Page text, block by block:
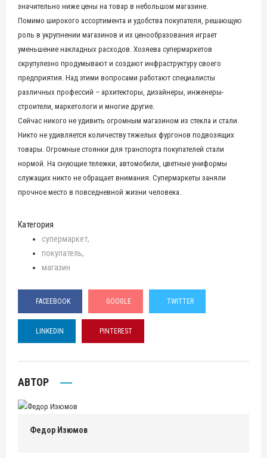
значительно ниже цены на товар в небольшом магазине.
Помимо широкого ассортимента и удобства покупателя, решающую
роль в укрупнении магазинов и их ценообразования играет
уменьшение накладных расходов. Хозяева супермаркетов
скрупулезно продумывают и создают инфраструктуру своего
предприятия. Над этими вопросами работают специалисты
различных профессий – архитекторы, дизайнеры, инженеры-
строители, маркетологи и многие другие.
Сейчас никого не удивить огромным магазином из стекла и стали.
Никто не удивляется количеству тяжелых фургонов подвозящих
товары. Огромные стоянки для транспорта покупателей стали
нормой. На снующие тележки, автомобили, цветные униформы
служащих никто не обращает внимания. Супермаркеты заняли
прочное место в повседневной жизни человека.
Категория
супермаркет
покупатель
магазин
FACEEBOOK GOOGLE TWITTER
LINKEDIN PINTEREST
АВТОР
Федор Изюмов